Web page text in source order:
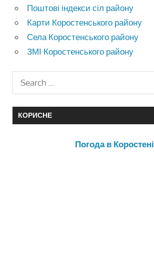
Поштові індекси сіл району
Карти Коростенського району
Села Коростенського району
ЗМІ Коростенського району
КОРИСНЕ
Погода в Коростені